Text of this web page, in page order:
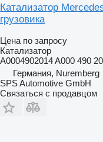
Катализатор
грузовика
Цена по запросу
Катализатор
A0004902014 A000 490
Германия, Nuremberg
SPS Automotive GmbH
Связаться с продавцом